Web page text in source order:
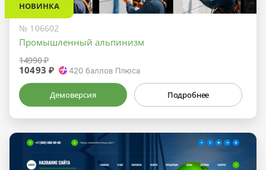
НОВИНКА
№ 106602
Промышленный альпинизм
14990 ₽
10493 ₽ 420 баллов Плюса
Демоверсия Подробнее